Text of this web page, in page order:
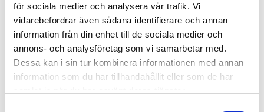
för sociala medier och analysera vår trafik. Vi
vidarebefordrar även sådana identifierare och annan
information från din enhet till de sociala medier och
annons- och analysföretag som vi samarbetar med.
Dessa kan i sin tur kombinera informationen med annan
information som du har tillhandahållit eller som de har
RELATERADE PRODUKTER